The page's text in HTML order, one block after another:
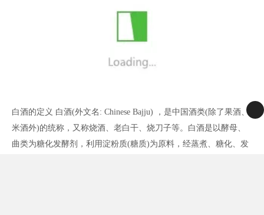
白酒的定义 白酒(外文名: Chinese Bajju) ，是中国酒类(除了果酒、
米酒外)的统称，又称烧酒、老白干、烧刀子等。白酒是以酵母、
曲类为糖化发酵剂，利用淀粉质(糖质)为原料，经蒸煮、糖化、发